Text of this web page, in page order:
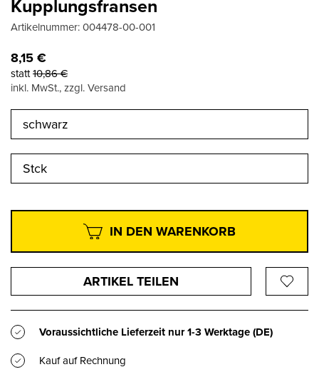
Kupplungsfransen
Artikelnummer:004478-00-001
8,15€
statt10,86€
inkl. MwSt., zzgl. Versand
schwarz
Stck
IN DEN WARENKORB
ARTIKEL TEILEN
Voraussichtliche Lieferzeit nur1-3 Werktage(DE)
Kauf auf Rechnung